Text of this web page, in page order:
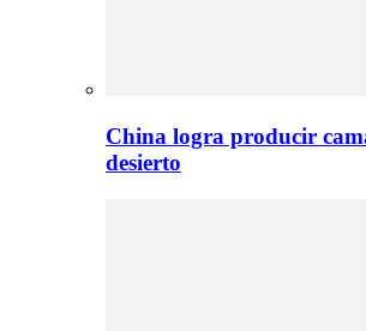
China logra producir
desierto